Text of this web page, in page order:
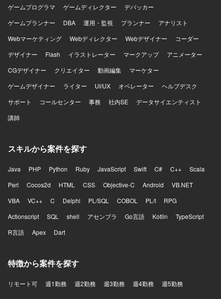
や事業上の優先順位を踏まえて判断できる方、不具合や個
迎します。曖昧な状況でも自ら課題を整理し、必要な関係
者を巻き込みながら開発を進められる方、プロダクトマネ
る方、チームメンバーの経験や強みを尊重しつつ技術的な
支援やナレッジ共有ができる方にご参画いただきたいと考
えています。開発速度と品質の両方に責任を持ち、継続的
な改善に取り組める方を期待しています。 【ポジションの
入し、現場から得られるフィードバックをもとにプロダク
トを改善していくフェーズに携わることができます。決め
仕組みへ昇華していく経験を積むことができます。既存機
能の改善と新規機能開発を両立する中で、開発優先順位や
アーキテクチャ、チームの進め方そのものを見直していく
余地が大きいポジションです。フロントエンドとバックエ
ンドを横断して手を動かしながら、将来的にはテックリー
き、通話中のリアルタイム支援や通話内容の活用、通話後
業務の効率化など、音声と生成AIを組み合わせた難易度の
トエンドはReact、Next.js、Chrome Extensionを用いてお
使用し、インフラはAWSおよびTerraformを活用していま
用しています。AI関連ではOpenAI APIやAnthropic APIなど
ゲームプログラマ
ゲームディレクター
デバッカー
ゲームプランナー
DBA 運用・監視 プランナー
アナリスト
Webマーケティング
Webディレクター Webデザイナー
コーダー
デザイナー
Flash イラストレーター マークアップ
アニメーター
CGデザイナー
クリエイター 動画編集
マーケター
ゲームデザイナー
ライター UI/UX オペレーター
ヘルプデスク
サポート
コールセンター 事務 社内SE
データサイエンティスト
講師
スキルから案件を探す
Java PHP Python Ruby JavaScript Swift C# C++
Scala
Perl
Cocos2d HTML CSS Objective-C Android
VB.NET
VBA
VC++ C Delphi PL/SQL COBOL PL/I
RPG
Actionscript
SQL shell アセンブラ Go言語 Kotlin
TypeScript
R言語
Apex Dart
特徴から案件を探す
リモート可 週1勤務 週2勤務 週3勤務 週4勤務 週5勤務